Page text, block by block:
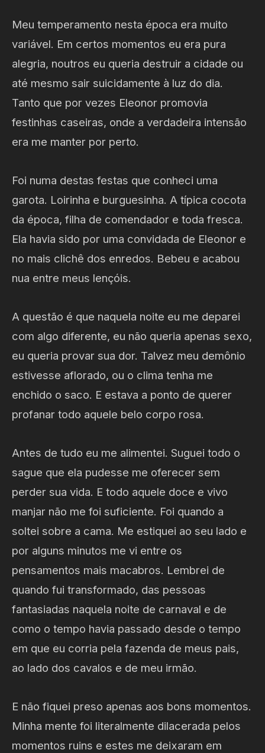
Meu temperamento nesta época era muito
variável. Em certos momentos eu era pura
alegria, noutros eu queria destruir a cidade ou
até mesmo sair suicidamente à luz do dia.
Tanto que por vezes Eleonor promovia
festinhas caseiras, onde a verdadeira intensão
era me manter por perto.
Foi numa destas festas que conheci uma
garota. Loirinha e burguesinha. A típica cocota
da época, filha de comendador e toda fresca.
Ela havia sido por uma convidada de Eleonor e
no mais clichê dos enredos. Bebeu e acabou
nua entre meus lençóis.
A questão é que naquela noite eu me deparei
com algo diferente, eu não queria apenas sexo,
eu queria provar sua dor. Talvez meu demônio
estivesse aflorado, ou o clima tenha me
enchido o saco. E estava a ponto de querer
profanar todo aquele belo corpo rosa.
Antes de tudo eu me alimentei. Suguei todo o
sague que ela pudesse me oferecer sem
perder sua vida. E todo aquele doce e vivo
manjar não me foi suficiente. Foi quando a
soltei sobre a cama. Me estiquei ao seu lado e
por alguns minutos me vi entre os
pensamentos mais macabros. Lembrei de
quando fui transformado, das pessoas
fantasiadas naquela noite de carnaval e de
como o tempo havia passado desde o tempo
em que eu corria pela fazenda de meus pais,
ao lado dos cavalos e de meu irmão.
E não fiquei preso apenas aos bons momentos.
Minha mente foi literalmente dilacerada pelos
momentos ruins e estes me deixaram em